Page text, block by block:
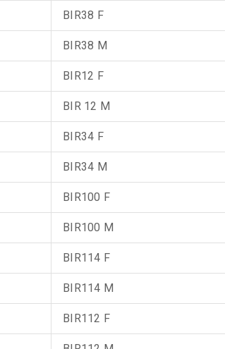
BIR38 F
BIR38 M
BIR12 F
BIR 12 M
BIR34 F
BIR34 M
BIR100 F
BIR100 M
BIR114 F
BIR114 M
BIR112 F